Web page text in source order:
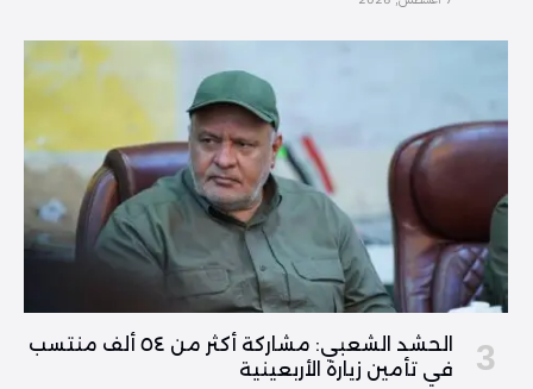
الحشد الشعبي: مشاركة أكثر من ٥٤ ألف منتسب
في تأمين زيارة الأربعينية